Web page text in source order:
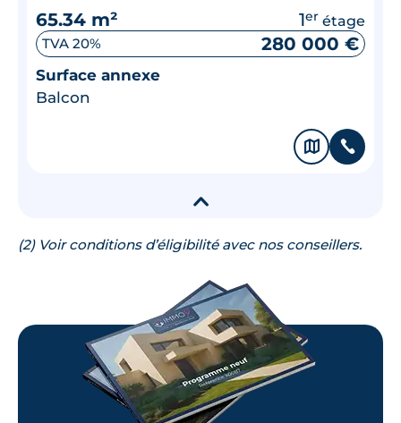
65.34 m²
1er étage
TVA 20% 280 000 €
Surface annexe
Balcon
🗞 📞
▾
(2) Voir conditions d’éligibilité avec nos conseillers.